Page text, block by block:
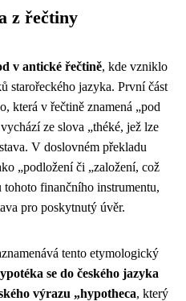
z řečtiny
v antické řečtině, kde vzniklo
starořeckého jazyka. První část
která v řečtině znamená „pod
ze slova „théké, jež lze
V doslovném překladu
„podložení či „založení, což
finančního instrumentu,
pro poskytnutý úvěr.
tento etymologický
se do českého jazyka
výrazu „hypotheca, který